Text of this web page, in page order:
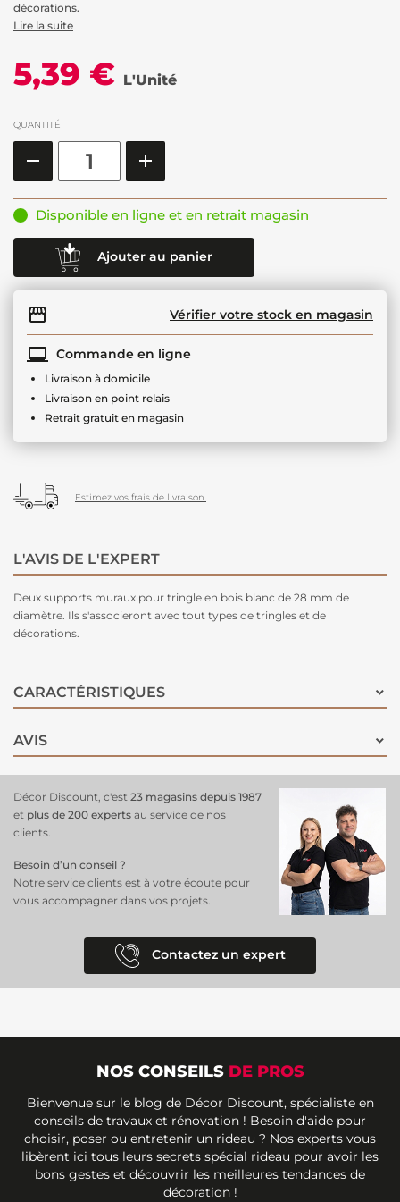
décorations.
Lire la suite
5,39 € L'Unité
QUANTITÉ
Disponible en ligne et en retrait magasin
Ajouter au panier
Vérifier votre stock en magasin
Commande en ligne
Livraison à domicile
Livraison en point relais
Retrait gratuit en magasin
Estimez vos frais de livraison.
L'AVIS DE L'EXPERT
Deux supports muraux pour tringle en bois blanc de 28 mm de
diamètre. Ils s'associeront avec tout types de tringles et de
décorations.
CARACTÉRISTIQUES
AVIS
Décor Discount, c'est 23 magasins depuis 1987
et plus de 200 experts au service de nos
clients.
Besoin d’un conseil ?
Notre service clients est à votre écoute pour
vous accompagner dans vos projets.
Contactez un expert
NOS CONSEILS DE PROS
Bienvenue sur le blog de Décor Discount, spécialiste en
conseils de travaux et rénovation ! Besoin d'aide pour
choisir, poser ou entretenir un rideau ? Nos experts vous
libèrent ici tous leurs secrets spécial rideau pour avoir les
bons gestes et découvrir les meilleures tendances de
décoration !